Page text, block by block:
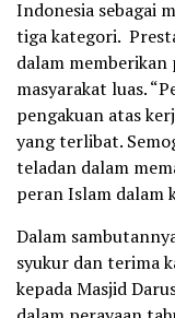
Indonesia sebagai
tiga kategori.
dalam memberikan
masyarakat luas.
pengakuan atas
yang terlibat.
teladan dalam
peran Islam dalam
Dalam
syukur dan terima
kepada Masjid